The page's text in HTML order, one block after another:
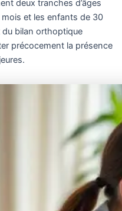
deux tranches d’âges
et les enfants de 30
bilan orthoptique
précocement la présence